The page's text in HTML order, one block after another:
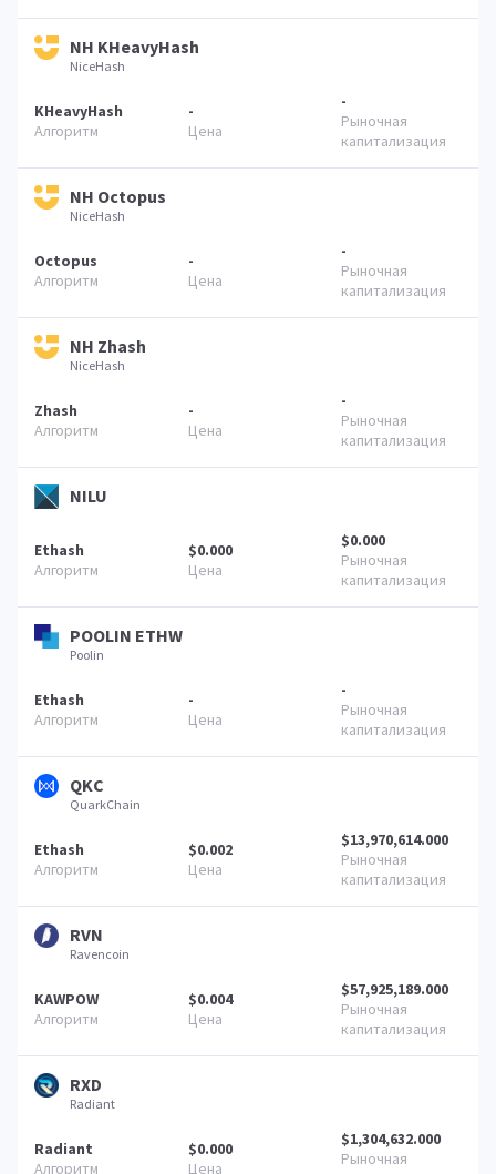
NH KHeavyHash
NiceHash
KHeavyHash - -
NH Octopus
NiceHash
Octopus - -
NH Zhash
NiceHash
Zhash - -
NILU
Ethash $0.000 $0.000
POOLIN ETHW
Poolin
Ethash - -
QKC
QuarkChain
Ethash $0.002 $13,970,614.000
RVN
Ravencoin
KAWPOW $0.004 $57,925,189.000
RXD
Radiant
Radiant $0.000 $1,304,632.000